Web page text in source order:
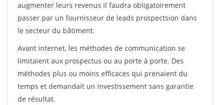
augmenter leurs revenus il faudra obligatoirement
passer par un fournisseur de leads prospectsion dans
le secteur du bâtiment.
Avant internet, les méthodes de communication se
limitaient aux prospectus ou au porte à porte. Des
méthodes plus ou moins efficaces qui prenaient du
temps et demandait un investissement sans garantie
de résultat.